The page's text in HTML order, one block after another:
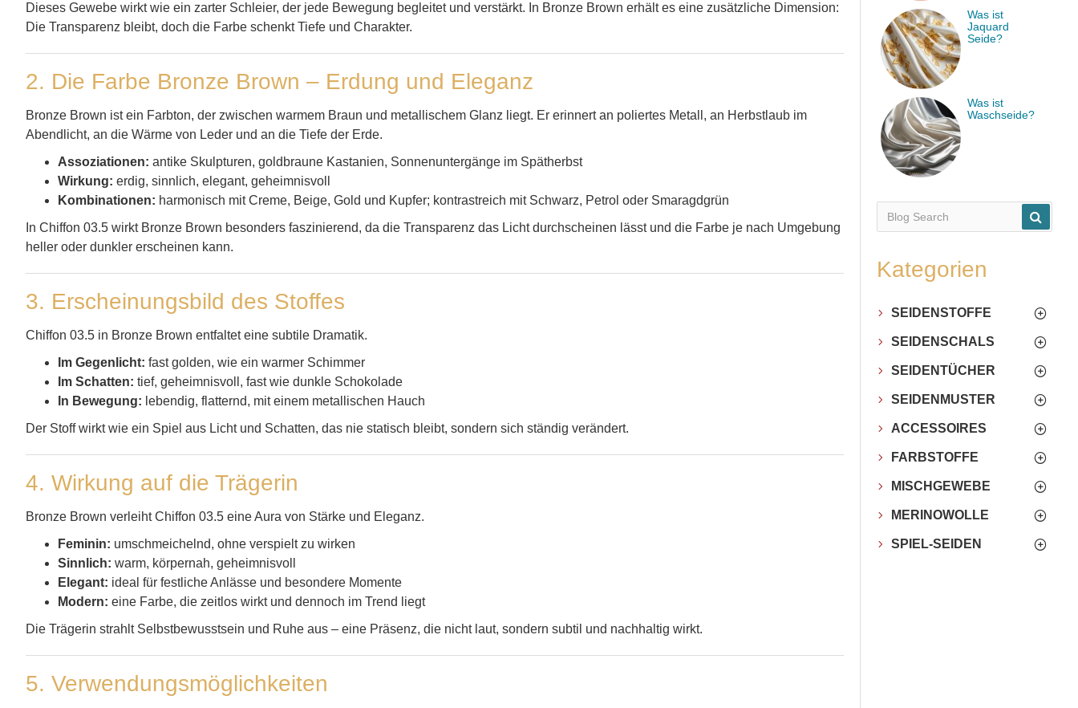
Dieses Gewebe wirkt wie ein zarter Schleier, der jede Bewegung begleitet und verstärkt. In Bronze Brown erhält es eine zusätzliche Dimension:
Die Transparenz bleibt, doch die Farbe schenkt Tiefe und Charakter.
2. Die Farbe Bronze Brown – Erdung und Eleganz
Bronze Brown ist ein Farbton, der zwischen warmem Braun und metallischem Glanz liegt. Er erinnert an poliertes Metall, an Herbstlaub im
Abendlicht, an die Wärme von Leder und an die Tiefe der Erde.
Assoziationen: antike Skulpturen, goldbraune Kastanien, Sonnenuntergänge im Spätherbst
Wirkung: erdig, sinnlich, elegant, geheimnisvoll
Kombinationen: harmonisch mit Creme, Beige, Gold und Kupfer; kontrastreich mit Schwarz, Petrol oder Smaragdgrün
In Chiffon 03.5 wirkt Bronze Brown besonders faszinierend, da die Transparenz das Licht durchscheinen lässt und die Farbe je nach Umgebung
heller oder dunkler erscheinen kann.
3. Erscheinungsbild des Stoffes
Chiffon 03.5 in Bronze Brown entfaltet eine subtile Dramatik.
Im Gegenlicht: fast golden, wie ein warmer Schimmer
Im Schatten: tief, geheimnisvoll, fast wie dunkle Schokolade
In Bewegung: lebendig, flatternd, mit einem metallischen Hauch
Der Stoff wirkt wie ein Spiel aus Licht und Schatten, das nie statisch bleibt, sondern sich ständig verändert.
4. Wirkung auf die Trägerin
Bronze Brown verleiht Chiffon 03.5 eine Aura von Stärke und Eleganz.
Feminin: umschmeichelnd, ohne verspielt zu wirken
Sinnlich: warm, körpernah, geheimnisvoll
Elegant: ideal für festliche Anlässe und besondere Momente
Modern: eine Farbe, die zeitlos wirkt und dennoch im Trend liegt
Die Trägerin strahlt Selbstbewusstsein und Ruhe aus – eine Präsenz, die nicht laut, sondern subtil und nachhaltig wirkt.
5. Verwendungsmöglichkeiten
Was ist
Jaquard
Seide?
Was ist
Waschseide?
Kategorien
SEIDENSTOFFE
SEIDENSCHALS
SEIDENTÜCHER
SEIDENMUSTER
ACCESSOIRES
FARBSTOFFE
MISCHGEWEBE
MERINOWOLLE
SPIEL-SEIDEN